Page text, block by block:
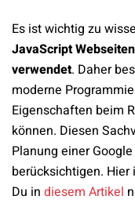
Es ist wichtig zu
JavaScript
verwendet. Daher
moderne
Eigenschaften beim
können. Diesen
Planung einer
berücksichtigen.
Du in diesem Artikel